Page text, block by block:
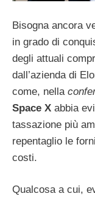
Bisogna ancora
in grado di
degli attuali
dall’azienda di
come, nella
Space X abbia
tassazione più
repentaglio le
costi.
Qualcosa a cui,